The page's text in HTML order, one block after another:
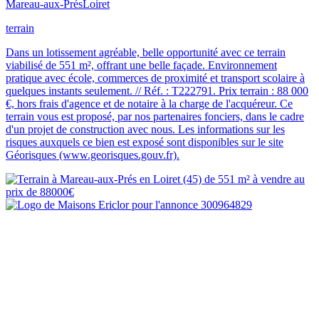
Mareau-aux-PrésLoiret
terrain
Dans un lotissement agréable, belle opportunité avec ce terrain
viabilisé de 551 m², offrant une belle façade. Environnement
pratique avec école, commerces de proximité et transport scolaire à
quelques instants seulement. // Réf. : T222791. Prix terrain : 88 000
€, hors frais d'agence et de notaire à la charge de l'acquéreur. Ce
terrain vous est proposé, par nos partenaires fonciers, dans le cadre
d'un projet de construction avec nous. Les informations sur les
risques auxquels ce bien est exposé sont disponibles sur le site
Géorisques (www.georisques.gouv.fr).